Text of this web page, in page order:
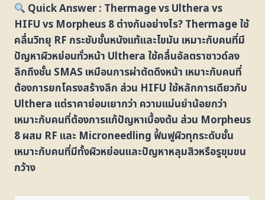
Quick Answer : Thermage vs Ulthera vs
HIFU vs Morpheus 8 ต่างกันอย่างไร? Thermage ใช้
คลื่นวิทยุ RF กระชับชั้นหนังแท้และไขมัน เหมาะกับคนที่มี
ปัญหาผิวหย่อนทั่วหน้า Ulthera ใช้คลื่นอัลตราซาวด์ลง
ลึกถึงชั้น SMAS เหมือนการผ่าตัดดึงหน้า เหมาะกับคนที่
ต้องการยกโครงสร้างลึก ส่วน HIFU ใช้หลักการเดียวกับ
Ulthera แต่ราคาย่อมเยากว่า ความแม่นยำน้อยกว่า
เหมาะกับคนที่ต้องการแก้ปัญหาเบื้องต้น ส่วน Morpheus
8 ผสม RF และ Microneedling ฟื้นฟูผิวทุกระดับชั้น
เหมาะกับคนที่มีทั้งผิวหย่อนและปัญหาหลุมสิวหรือรูขุมขน
กว้าง